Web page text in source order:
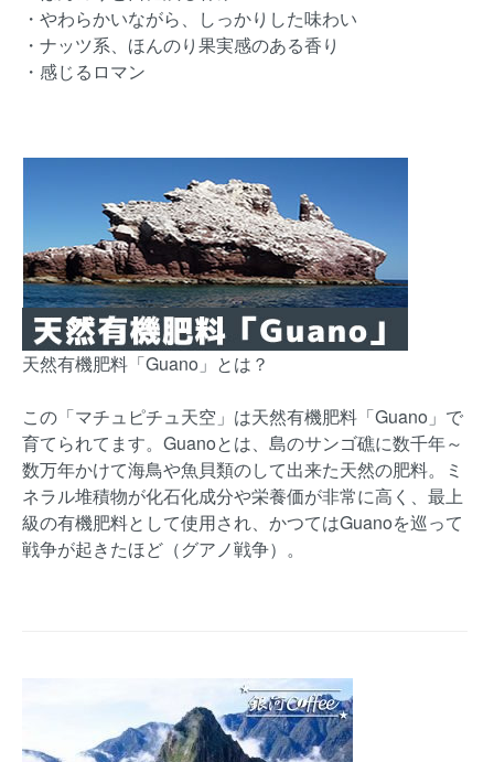
・やわらかいながら、しっかりした味わい
・ナッツ系、ほんのり果実感のある香り
・感じるロマン
天然有機肥料「Guano」とは？
この「マチュピチュ天空」は天然有機肥料「Guano」で
育てられてます。Guanoとは、島のサンゴ礁に数千年～
数万年かけて海鳥や魚貝類のして出来た天然の肥料。ミ
ネラル堆積物が化石化成分や栄養価が非常に高く、最上
級の有機肥料として使用され、かつてはGuanoを巡って
戦争が起きたほど（グアノ戦争）。